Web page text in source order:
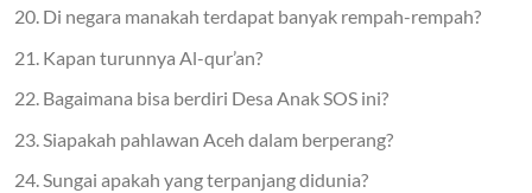
Di negara manakah terdapat banyak rempah-rempah?
Kapan turunnya Al-qur’an?
Bagaimana bisa berdiri Desa Anak SOS ini?
Siapakah pahlawan Aceh dalam berperang?
Sungai apakah yang terpanjang didunia?